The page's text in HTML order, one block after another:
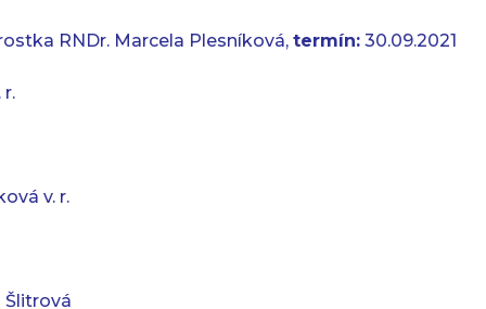
RNDr. Marcela Plesníková, termín:30.09.2021
r.
v. r.
Šlitrová